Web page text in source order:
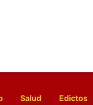
Salud Edictos